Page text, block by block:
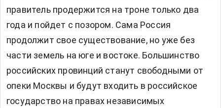
правитель продержится на троне только два
года и пойдет с позором. Сама Россия
продолжит свое существование, но уже без
части земель на юге и востоке. Большинство
российских провинций станут свободными от
опеки Москвы и будут входить в российское
государство на правах независимых